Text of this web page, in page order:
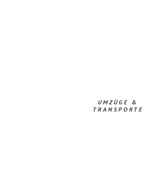
UMZÜGE &
TRANSPORTE